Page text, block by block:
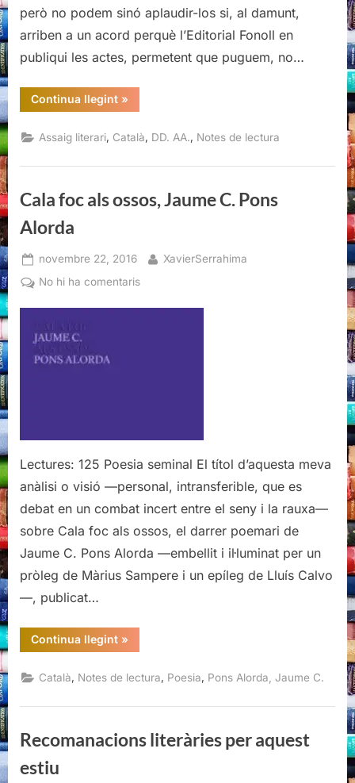
però no podem sinó aplaudir-los si, al damunt,
arriben a un acord perquè l’Editorial Fonoll en
publiqui les actes, permetent que puguem, no…
Continua llegint“Poesia
catalana
2000-
2015,
autors”
»
Assaig literari Català DD. AA. Notes de lectura
Cala foc als ossos, Jaume C. Pons
Alorda
Posted
on
novembre 22, 2016 By
XavierSerrahima
No hi ha comentarisa
Lectures: 125 Poesia seminal El títol d’aquesta meva
anàlisi o visió —personal, intransferible, que es
debat en un combat incert entre el seny i la rauxa—
sobre Cala foc als ossos, el darrer poemari de
Jaume C. Pons Alorda —embellit i il·luminat per un
pròleg de Màrius Sampere i un epíleg de Lluís Calvo
—, publicat…
Continua llegint“Cala
foc
ossos,
Jaume
Pons
»
Català Notes de lectura Poesia Pons Alorda, Jaume C.
Recomanacions literàries per aquest
estiu